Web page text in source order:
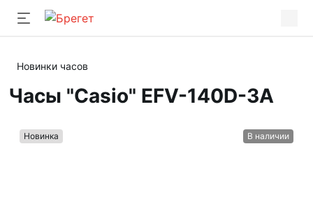
Новинки часов
Часы "Casio" EFV-140D-3A
Новинка В наличии